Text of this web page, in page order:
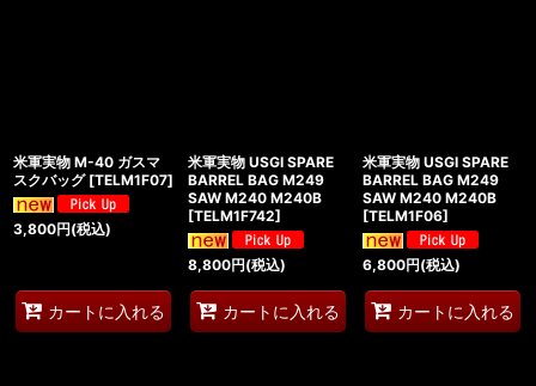
米軍実物 M-40 ガスマ
スクバッグ [TELM1F07]
3,800円(税込)
カートに入れる
米軍実物 USGI SPARE
BARREL BAG M249
SAW M240 M240B
[TELM1F742]
8,800円(税込)
カートに入れる
米軍実物 USGI SPARE
BARREL BAG M249
SAW M240 M240B
[TELM1F06]
6,800円(税込)
カートに入れる